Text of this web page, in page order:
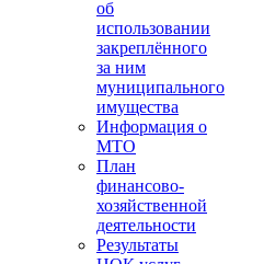
об
использовании
закреплённого
за ним
муниципального
имущества
Информация о
МТО
План
финансово-
хозяйственной
деятельности
Результаты